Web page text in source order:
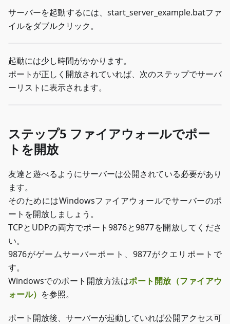
サーバーを起動するには、start_server_example.batファ
イルをダブルクリック。
起動には少し時間がかかります。
ポートが正しく開放されていれば、次のステップでサーバ
ーリストに表示されます。
ステップ5 ファイアウォールでポー
トを開放
友達と遊べるようにサーバーは公開されている必要があり
ます。
そのためにはWindowsファイアウォールでサーバーのポ
ートを開放しましょう。
TCPとUDPの両方でポート9876と9877を開放してくださ
い。
9876がゲームサーバーポート、9877がクエリポートで
す。
Windowsでのポート開放方法はポート開放（ファイアウ
ォール） を参照。
ポート開放後、サーバーが起動していれば公開アクセス可